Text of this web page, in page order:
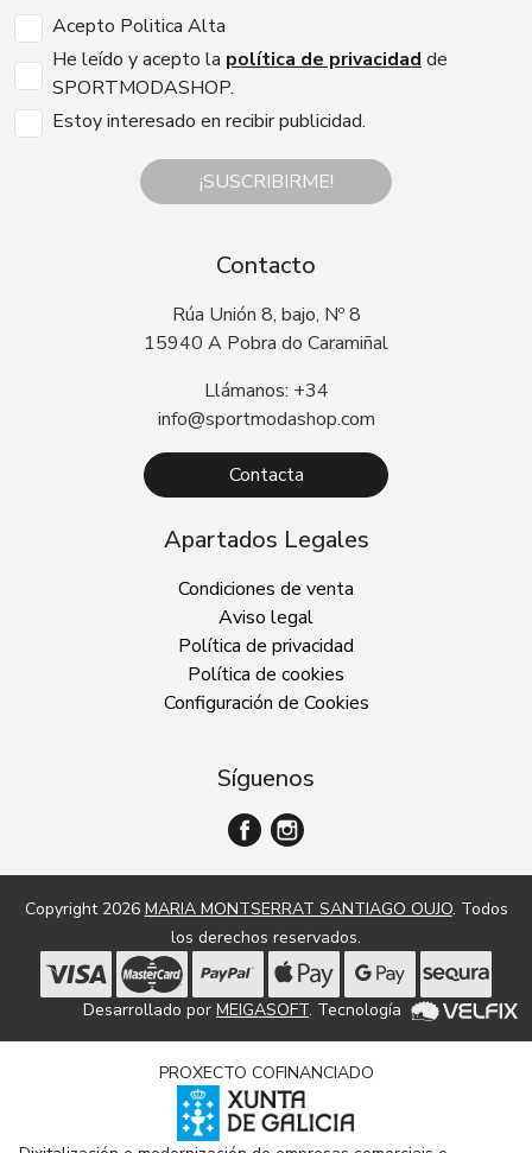
Acepto Politica Alta
He leído y acepto la política de privacidad de
SPORTMODASHOP.
Estoy interesado en recibir publicidad.
¡SUSCRIBIRME!
Contacto
Rúa Unión 8, bajo, Nº 8
15940 A Pobra do Caramiñal
Llámanos: +34
info@sportmodashop.com
Contacta
Apartados Legales
Condiciones de venta
Aviso legal
Política de privacidad
Política de cookies
Configuración de Cookies
Síguenos
Copyright 2026 MARIA MONTSERRAT SANTIAGO OUJO. Todos
los derechos reservados.
Desarrollado por MEIGASOFT. Tecnología
PROXECTO COFINANCIADO